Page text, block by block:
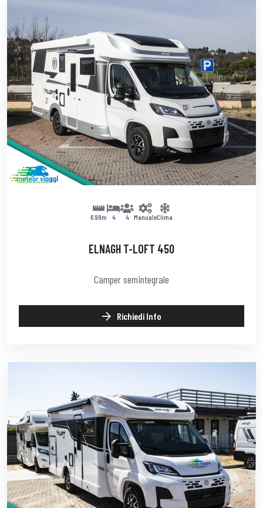
6.99m 4 4 ManualeClima
ELNAGH T-LOFT 450
Camper semintegrale
Richiedi Info